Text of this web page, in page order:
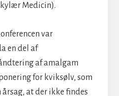
Medicin).
var
en del af
af amalgam
for kviksølv, som
at der ikke findes